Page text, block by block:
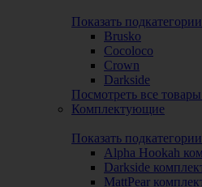
Показать подкатегории
Brusko
Cocoloco
Crown
Darkside
Посмотреть все товары
Комплектующие
Показать подкатегории
Alpha Hookah
Darkside
MattPear